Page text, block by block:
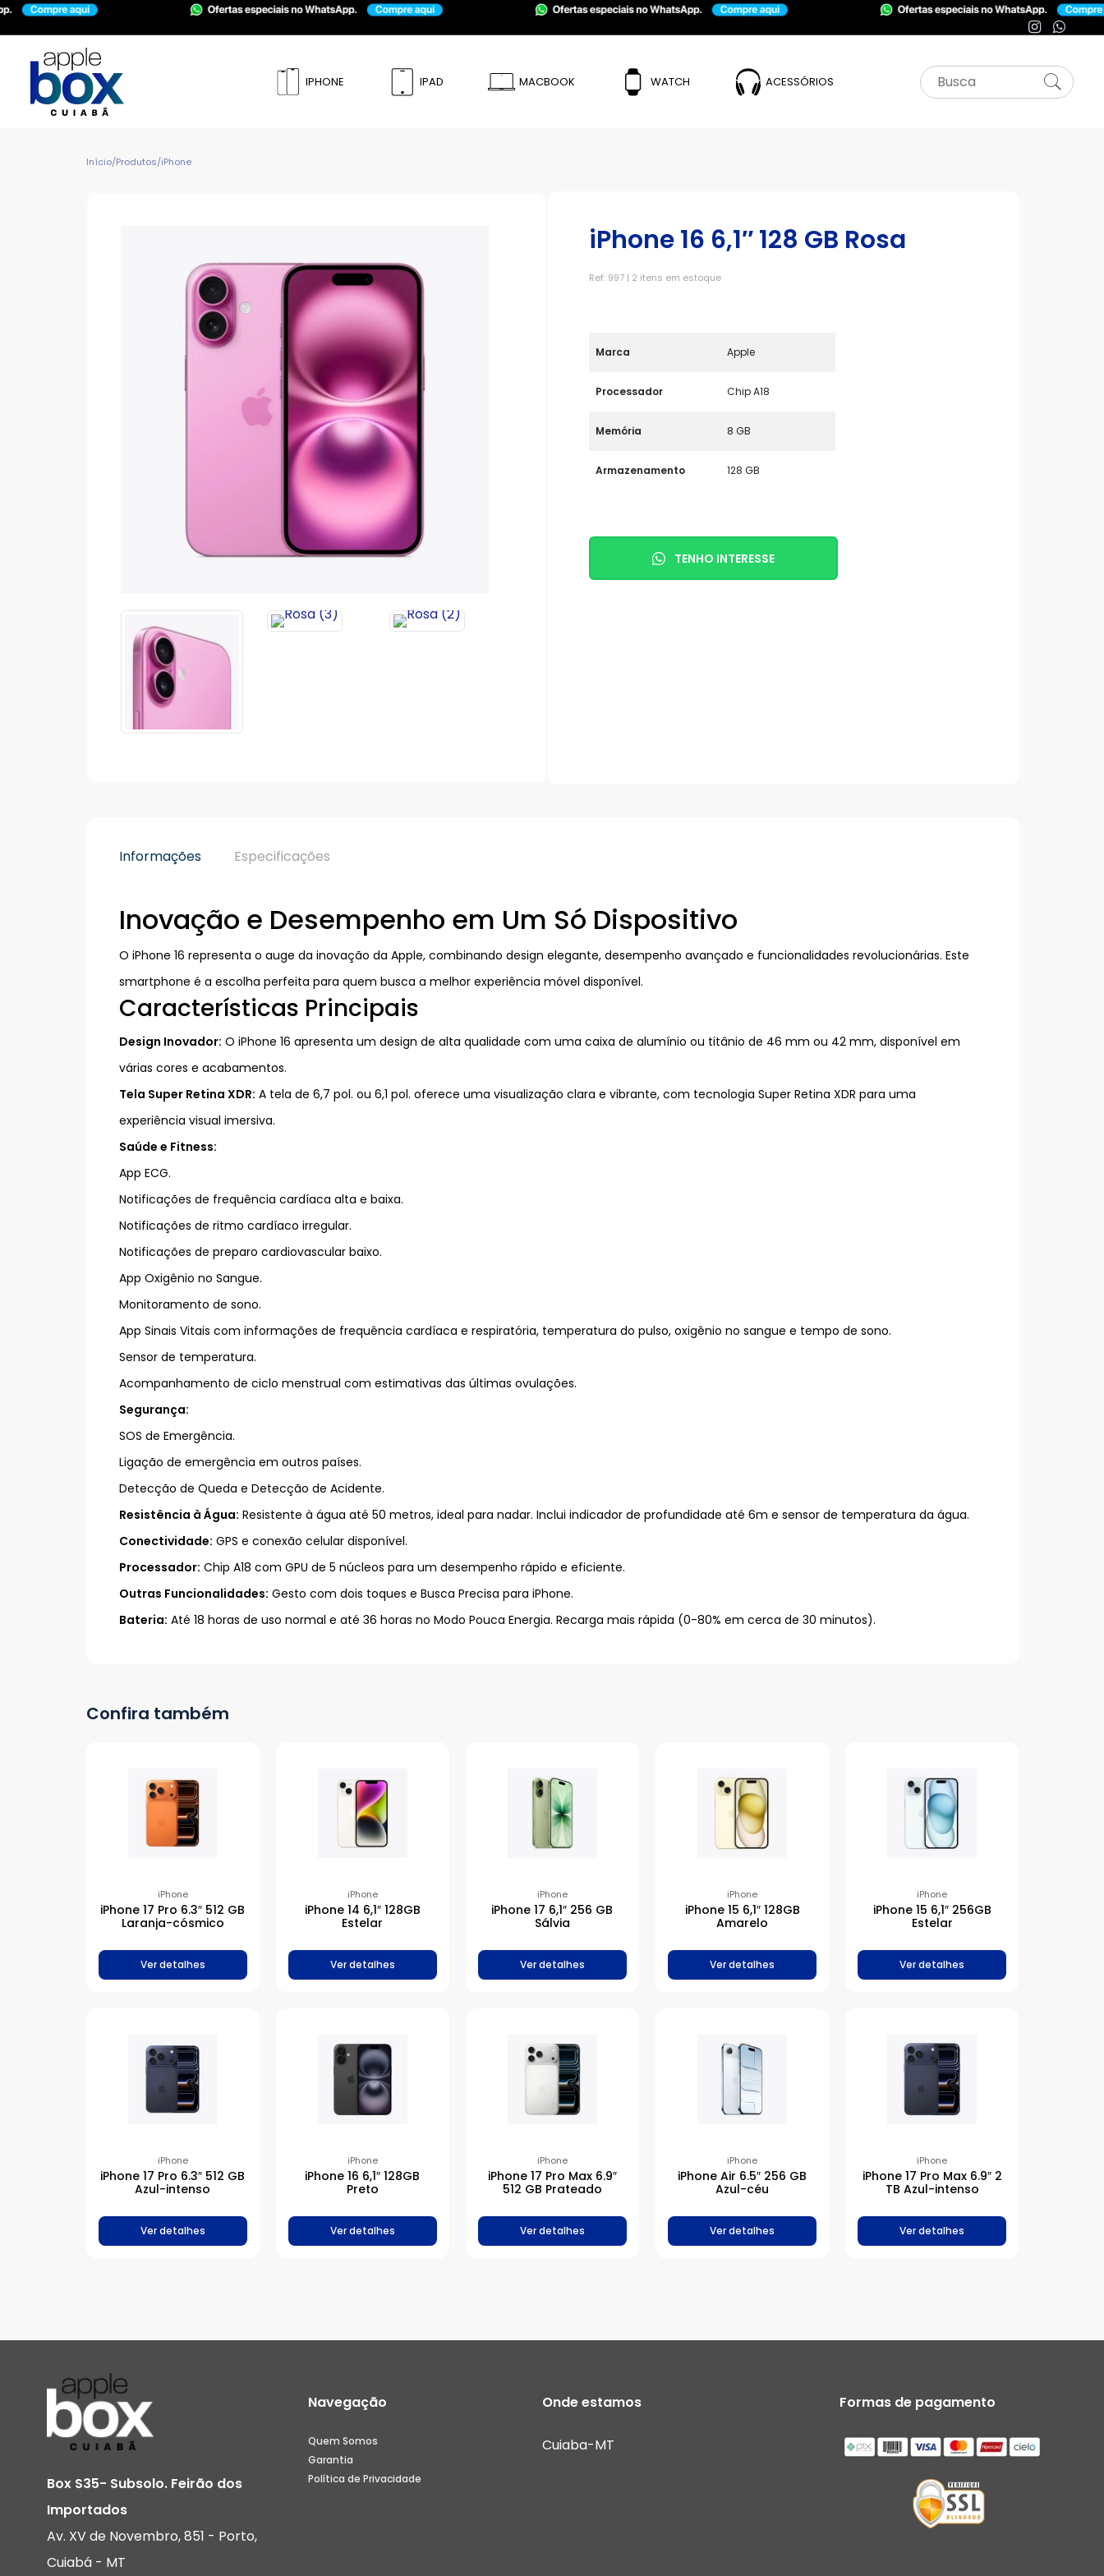
IPHONE IPAD MACBOOK WATCH ACESSÓRIOS
Início/Produtos/iPhone
iPhone 16 6,1″ 128 GB Rosa
Ref: 997 | 2 itens em estoque
Marca Apple
Processador Chip A18
Memória 8 GB
Armazenamento 128 GB
TENHO INTERESSE
Informações Especificações
Inovação e Desempenho em Um Só Dispositivo
O iPhone 16 representa o auge da inovação da Apple, combinando design elegante, desempenho avançado e funcionalidades revolucionárias. Este
smartphone é a escolha perfeita para quem busca a melhor experiência móvel disponível.
Características Principais
Design Inovador: O iPhone 16 apresenta um design de alta qualidade com uma caixa de alumínio ou titânio de 46 mm ou 42 mm, disponível em
várias cores e acabamentos.
Tela Super Retina XDR: A tela de 6,7 pol. ou 6,1 pol. oferece uma visualização clara e vibrante, com tecnologia Super Retina XDR para uma
experiência visual imersiva.
Saúde e Fitness:
App ECG.
Notificações de frequência cardíaca alta e baixa.
Notificações de ritmo cardíaco irregular.
Notificações de preparo cardiovascular baixo.
App Oxigênio no Sangue.
Monitoramento de sono.
App Sinais Vitais com informações de frequência cardíaca e respiratória, temperatura do pulso, oxigênio no sangue e tempo de sono.
Sensor de temperatura.
Acompanhamento de ciclo menstrual com estimativas das últimas ovulações.
Segurança:
SOS de Emergência.
Ligação de emergência em outros países.
Detecção de Queda e Detecção de Acidente.
Resistência à Água: Resistente à água até 50 metros, ideal para nadar. Inclui indicador de profundidade até 6m e sensor de temperatura da água.
Conectividade: GPS e conexão celular disponível.
Processador: Chip A18 com GPU de 5 núcleos para um desempenho rápido e eficiente.
Outras Funcionalidades: Gesto com dois toques e Busca Precisa para iPhone.
Bateria: Até 18 horas de uso normal e até 36 horas no Modo Pouca Energia. Recarga mais rápida (0-80% em cerca de 30 minutos).
Confira também
iPhone
iPhone 17 Pro 6.3″ 512 GB
Laranja-cósmico
Ver detalhes
iPhone
iPhone 14 6,1″ 128GB
Estelar
Ver detalhes
iPhone
iPhone 17 6,1″ 256 GB
Sálvia
Ver detalhes
iPhone
iPhone 15 6,1″ 128GB
Amarelo
Ver detalhes
iPhone
iPhone 15 6,1″ 256GB
Estelar
Ver detalhes
iPhone
iPhone 17 Pro 6.3″ 512 GB
Azul-intenso
Ver detalhes
iPhone
iPhone 16 6,1″ 128GB
Preto
Ver detalhes
iPhone
iPhone 17 Pro Max 6.9″
512 GB Prateado
Ver detalhes
iPhone
iPhone Air 6.5″ 256 GB
Azul-céu
Ver detalhes
iPhone
iPhone 17 Pro Max 6.9″ 2
TB Azul-intenso
Ver detalhes
Box S35- Subsolo. Feirão dos
Importados
Av. XV de Novembro, 851 - Porto,
Cuiabá - MT
Navegação
Quem Somos
Garantia
Política de Privacidade
Onde estamos
Cuiaba-MT
Formas de pagamento